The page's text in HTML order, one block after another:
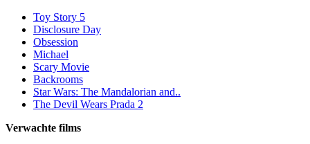
Toy Story 5
Disclosure Day
Obsession
Michael
Scary Movie
Backrooms
Star Wars: The Mandalorian and..
The Devil Wears Prada 2
Verwachte films